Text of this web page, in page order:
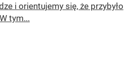
i orientujemy się, że przybyło
tym...